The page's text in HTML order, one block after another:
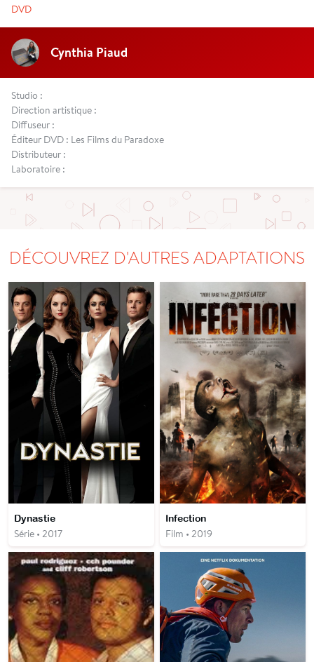
DVD
Cynthia Piaud
Studio :
Direction artistique :
Diffuseur :
Éditeur DVD : Les Films du Paradoxe
Distributeur :
Laboratoire :
DÉCOUVREZ D'AUTRES ADAPTATIONS
Dynastie
Série • 2017
Infection
Film • 2019